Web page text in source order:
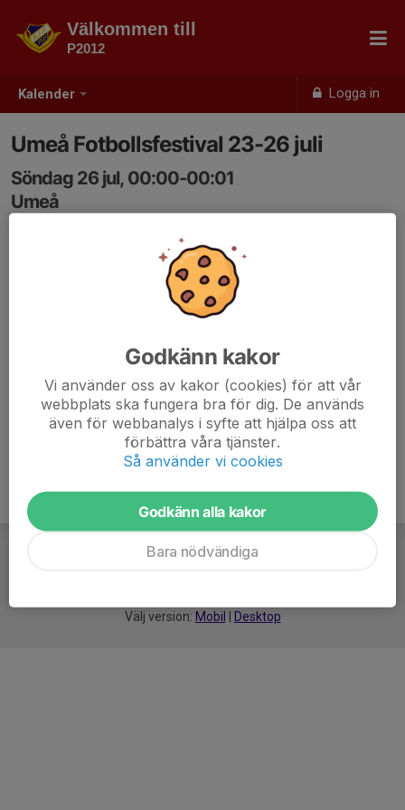
Kalender Logga in
Välkommen till
P2012
Umeå Fotbollsfestival 23-26 juli
Söndag 26 jul, 00:00-00:01
Umeå
Välj version: Mobil Desktop
Godkänn kakor
Vi använder oss av kakor (cookies) för att vår
webbplats ska fungera bra för dig. De används
även för webbanalys i syfte att hjälpa oss att
förbättra våra tjänster.
Så använder vi cookies
Godkänn alla kakor
Bara nödvändiga